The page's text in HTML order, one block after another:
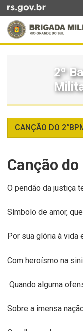
para
conteúdo
busca
2º
CANÇÃO DO
Canção do
O pendão da justiça
Símbolo de amor,
Por sua glória à vida
Com heroísmo na
Quando alguma
Sobre a imensa